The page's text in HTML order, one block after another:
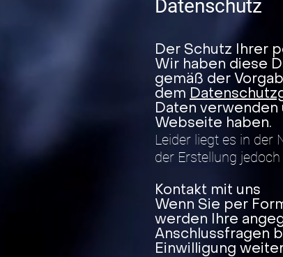
Datenschutz
Der Schutz Ihrer
Wir haben diese
gemäß der
dem
Daten
Webseite haben.
Leider liegt es in der
der Erstellung
Kontakt mit uns
Wenn Sie per
werden Ihre
Anschlussfragen
Einwilligung